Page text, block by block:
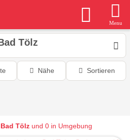
Menu
Tölz
Nähe Sortieren
Tölz und 0 in Umgebung